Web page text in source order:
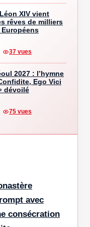
XIV vient
rêves de milliers
37 vues
2027 : l’hymne
Ego Vici
dévoilé
75 vues
avec
consécration